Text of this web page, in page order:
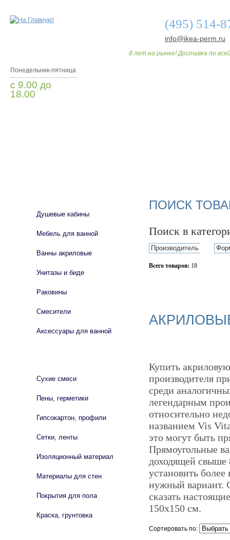
(495) 514-
info@ikea-perm.ru
8 лет на рынке! Доставка по
Понедельник-пятница
с 9.00 до
18.00
ПОИСК
Поиск в
Производитель
Всего товаров: 18
Купить
производителя
среди
легендарным
относительно
названием Vis
это могут быть
Прямоугольные
доходящей свыше
установить
нужный вариант.
сказать
150х150 см.
Сортировать по:
Душевые кабины
Мебель для ванной
Ванны акриловые
Унитазы и биде
Раковины
Смесители
Аксессуары для ванной
Сухие смеси
Пены, герметики
Гипсокартон, профили
Сетки, ленты
Изоляционный материал
Материалы для стен
Покрытия для пола
Краска, грунтовка